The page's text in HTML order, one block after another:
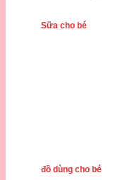
Sữa cho bé
đồ dùng cho bé